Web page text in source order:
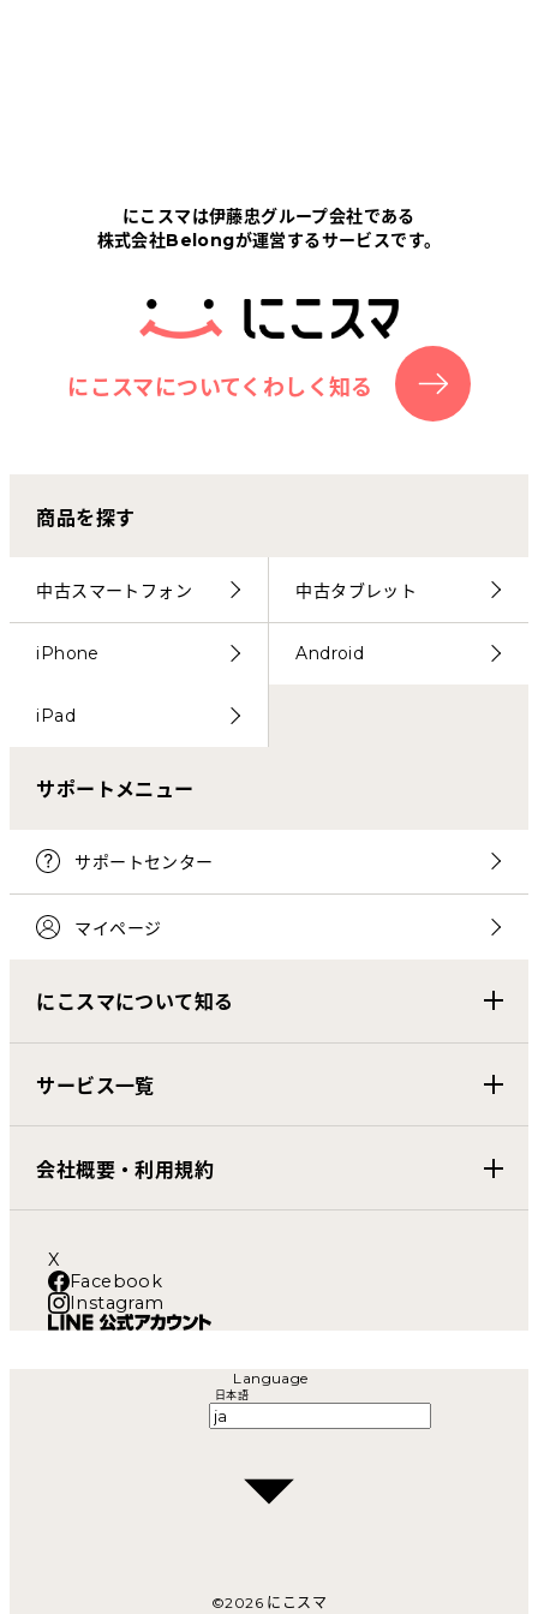
にこスマは伊藤忠グループ会社である
株式会社Belongが運営するサービスです。
にこスマについてくわしく知る
商品を探す
中古スマートフォン 中古タブレット
iPhone Android
iPad
サポートメニュー
サポートセンター
マイページ
にこスマについて知る
サービス一覧
会社概要・利用規約
X
Facebook
Instagram
Language
日本語
©2026 にこスマ